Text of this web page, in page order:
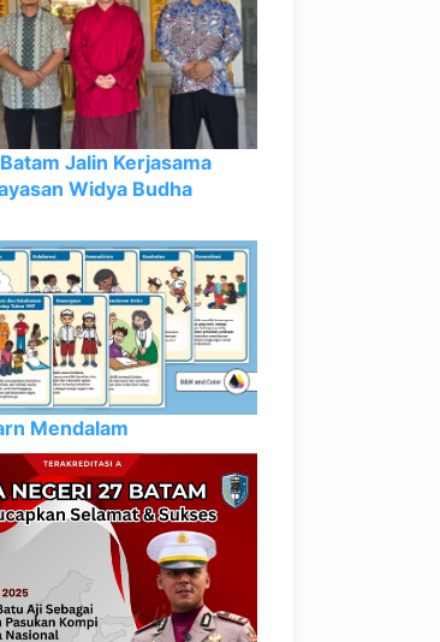
Jalin Kerjasama
Widya Budha
Mendalam